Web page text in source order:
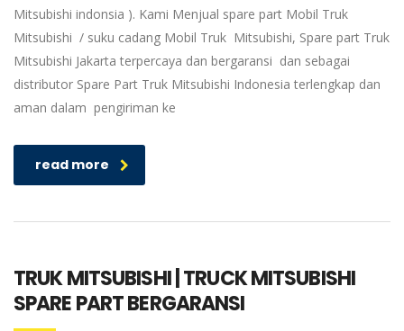
Mitsubishi indonsia ). Kami Menjual spare part Mobil Truk
Mitsubishi / suku cadang Mobil Truk Mitsubishi, Spare part Truk
Mitsubishi Jakarta terpercaya dan bergaransi dan sebagai
distributor Spare Part Truk Mitsubishi Indonesia terlengkap dan
aman dalam pengiriman ke
read more
TRUK MITSUBISHI | TRUCK MITSUBISHI
SPARE PART BERGARANSI